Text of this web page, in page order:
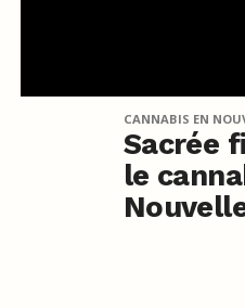
CANNABIS EN
Sacrée
le